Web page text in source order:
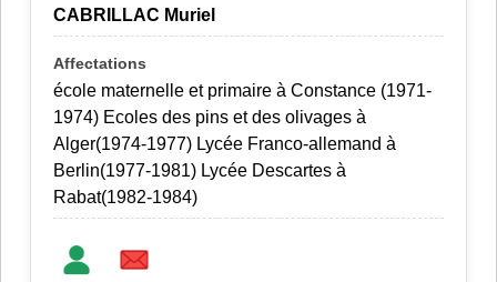
CABRILLAC Muriel
école maternelle et primaire à Constance (1971-
1974) Ecoles des pins et des olivages à
Alger(1974-1977) Lycée Franco-allemand à
Berlin(1977-1981) Lycée Descartes à
Rabat(1982-1984)